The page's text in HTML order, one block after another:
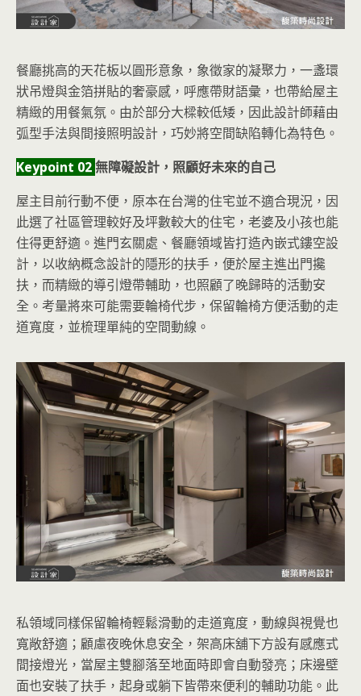
餐廳挑高的天花板以圓形意象，象徵家的凝聚力，一盞環
狀吊燈與金箔拼貼的奢豪感，呼應帶財語彙，也帶給屋主
精緻的用餐氣氛。由於部分大樑較低矮，因此設計師藉由
弧型手法與間接照明設計，巧妙將空間缺陷轉化為特色。
Keypoint 02無障礙設計，照顧好未來的自己
屋主目前行動不便，原本在台灣的住宅並不適合現況，因
此選了社區管理較好及坪數較大的住宅，老婆及小孩也能
住得更舒適。進門玄關處、餐廳領域皆打造內嵌式鏤空設
計，以收納概念設計的隱形的扶手，便於屋主進出門攙
扶，而精緻的導引燈帶輔助，也照顧了晚歸時的活動安
全。考量將來可能需要輪椅代步，保留輪椅方便活動的走
道寬度，並梳理單純的空間動線。
私領域同樣保留輪椅輕鬆滑動的走道寬度，動線與視覺也
寬敞舒適；顧慮夜晚休息安全，架高床舖下方設有感應式
間接燈光，當屋主雙腳落至地面時即會自動發亮；床邊壁
面也安裝了扶手，起身或躺下皆帶來便利的輔助功能。此